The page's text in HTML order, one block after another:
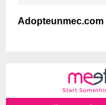
Adopteunmec.com